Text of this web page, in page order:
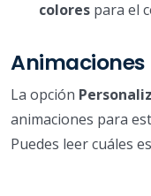
colores para el
Animaciones
La opción
animaciones para
Puedes leer cuáles